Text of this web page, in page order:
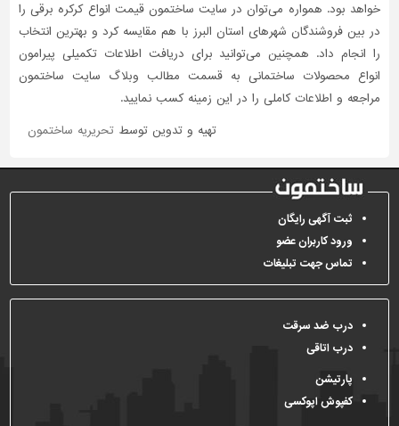
خواهد بود. همواره می‌توان در سایت ساختمون قیمت انواع کرکره برقی را
در بین فروشندگان شهرهای استان البرز با هم مقایسه کرد و بهترین انتخاب
را انجام داد. همچنین می‌توانید برای دریافت اطلاعات تکمیلی پیرامون
انواع محصولات ساختمانی به قسمت مطالب وبلاگ سایت ساختمون
مراجعه و اطلاعات کاملی را در این زمینه کسب نمایید.
تهیه و تدوین توسط تحریریه ساختمون
ثبت آگهی رایگان
ورود کاربران عضو
تماس جهت تبلیغات
درب ضد سرقت
درب اتاقی
پارتیشن
کفپوش اپوکسی